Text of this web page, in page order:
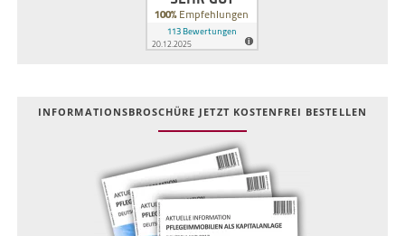
INFOR­MATIONS­BROSCHÜRE JETZT KOSTEN­FREI BESTELLEN